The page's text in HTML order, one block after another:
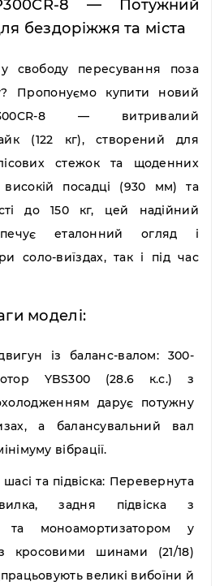
8 — Потужний
бездоріжжя та міста
свободу пересування поза
Пропонуємо купити новий
8— витривалий
(122 кг), створений для
стежок та щоденних
високій посадці (930 мм) та
до 150 кг, цей надійний
еталонний огляд і
соло-виїздах, так і під час
моделі:
із баланс-валом: 300-
YBS300 (28.6 к.с.) з
дарує потужну
а балансувальний вал
вібрації.
та підвіска: Перевернута
задня підвіска з
та моноамортизатором у
кросовими шинами (21/18)
великі вибоїни й